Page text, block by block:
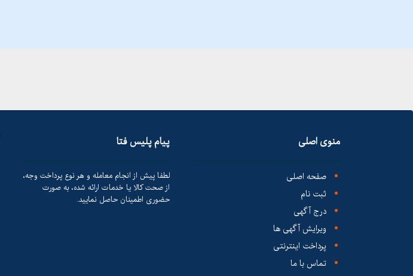
منوی اصلی
صفحه اصلی
ثبت نام
درج آگهی
ویرایش آگهی ها
پرداخت اینترنتی
تماس با ما
پیام پلیس فتا
لطفا پیش از انجام معامله و هر نوع پرداخت وجه،
از صحت کالا یا خدمات ارائه شده، به صورت
حضوری اطمینان حاصل نمایید.